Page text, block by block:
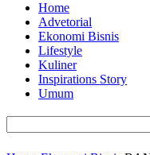
Home
Advetorial
Ekonomi Bisnis
Lifestyle
Kuliner
Inspirations Story
Umum